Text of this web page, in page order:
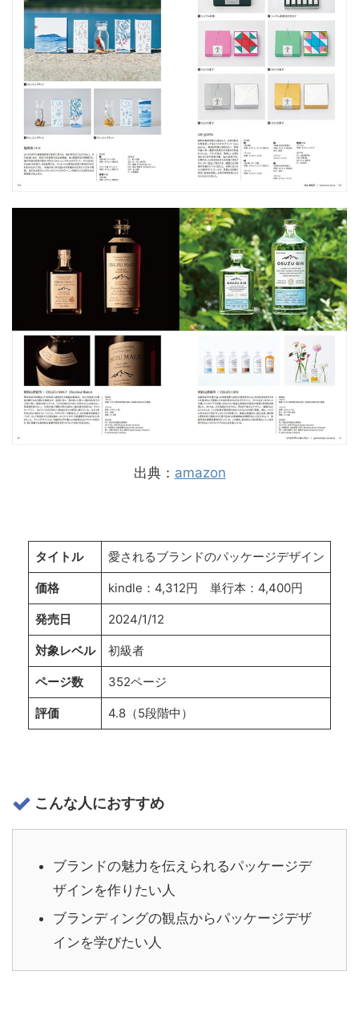
出典： amazon
タイトル 愛されるブランドのパッケージデザイン
価格 kindle：4,312円 単行本：4,400円
発売日 2024/1/12
対象レベル 初級者
ページ数 352ページ
評価 4.8（5段階中）
こんな人におすすめ
ブランドの魅力を伝えられるパッケージデ
ザインを作りたい人
ブランディングの観点からパッケージデザ
インを学びたい人